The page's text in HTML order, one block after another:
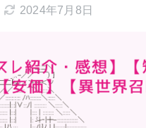
2024年7月8日